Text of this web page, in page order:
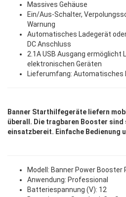
Massives Gehäuse
Ein/Aus-Schalter,
Warnung
Automatisches Ladegerät
DC Anschluss
2.1A USB Ausgang ermöglicht
elektronischen Geräten
Lieferumfang: Automatisches
Banner Starthilfegeräte liefern
überall. Die tragbaren Booster
einsatzbereit. Einfache Bedienung
Modell: Banner Power Booster
Anwendung: Professional
Batteriespannung (V): 12